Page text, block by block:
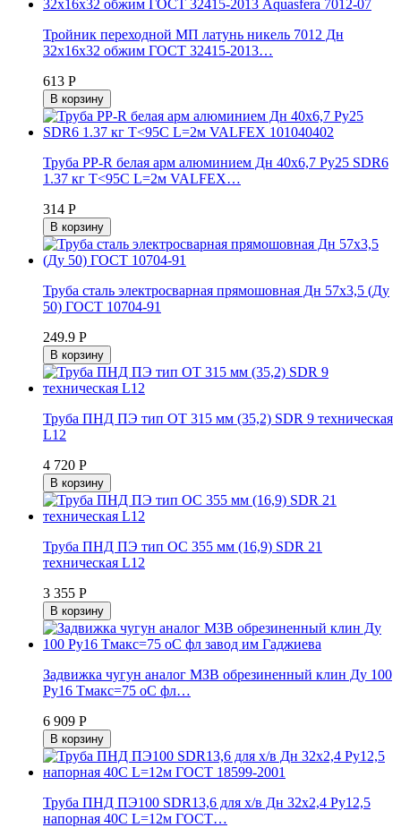
Тройник переходной МП латунь никель 7012 Дн
32х16х32 обжим ГОСТ 32415-2013…
613 Р
В корзину
Труба PP-R белая арм алюминием Дн 40х6,7 Ру25 SDR6
1.37 кг Т<95С L=2м VALFEX…
314 Р
В корзину
Труба сталь электросварная прямошовная Дн 57х3,5 (Ду
50) ГОСТ 10704-91
249.9 Р
В корзину
Труба ПНД ПЭ тип ОТ 315 мм (35,2) SDR 9 техническая
L12
4 720 Р
В корзину
Труба ПНД ПЭ тип ОС 355 мм (16,9) SDR 21
техническая L12
3 355 Р
В корзину
Задвижка чугун аналог МЗВ обрезиненный клин Ду 100
Ру16 Тмакс=75 oC фл…
6 909 Р
В корзину
Труба ПНД ПЭ100 SDR13,6 для х/в Дн 32х2,4 Ру12,5
напорная 40C L=12м ГОСТ…